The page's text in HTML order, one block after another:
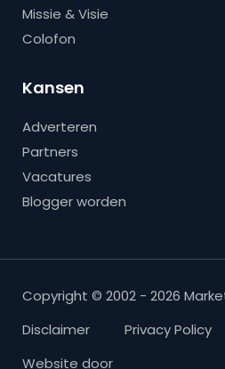
Missie & Visie
Colofon
Kansen
Adverteren
Partners
Vacatures
Blogger worden
Copyright © 2002 - 2026
Disclaimer
Privacy Policy
Website door